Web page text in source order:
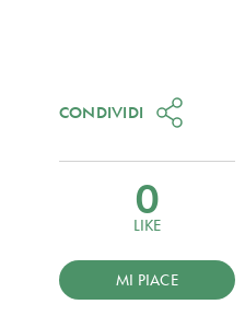
CONDIVIDI
0
LIKE
MI PIACE